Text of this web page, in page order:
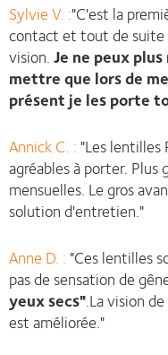
Sylvie V. :"C'est la
contact et tout de
vision.Je ne peux
mettre que lors de
présent je les porte
Annick C. : "Les
agréables à porter. Plus
mensuelles. Le gros
solution d'entretien."
Anne D. : "Ces lentilles
pas de sensation de
yeux secs".La vision
est améliorée."